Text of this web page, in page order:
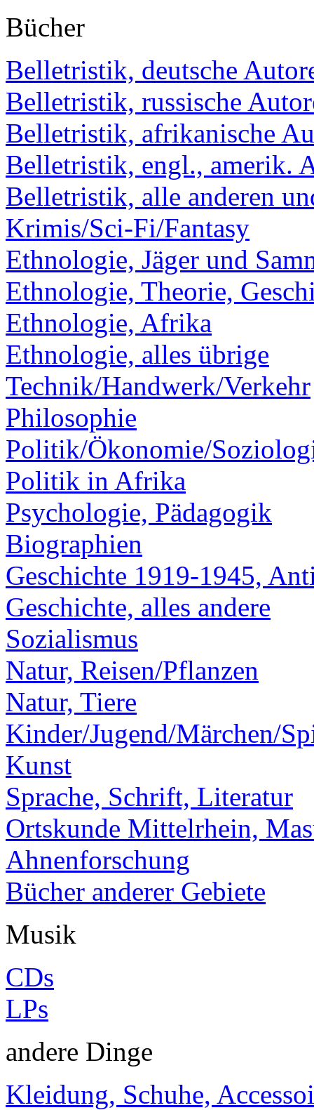
Bücher
Belletristik, deutsche
Belletristik, russische
Belletristik, afrikanische
Belletristik, engl., amerik.
Belletristik, alle anderen
Krimis/Sci-Fi/Fantasy
Ethnologie, Jäger und
Ethnologie, Theorie,
Ethnologie, Afrika
Ethnologie, alles übrige
Technik/Handwerk/Verkehr
Philosophie
Politik/Ökonomie/
Politik in Afrika
Psychologie, Pädagogik
Biographien
Geschichte 1919-1945,
Geschichte, alles andere
Sozialismus
Natur, Reisen/Pflanzen
Natur, Tiere
Kinder/Jugend/Märchen/
Kunst
Sprache, Schrift, Literatur
Ortskunde Mittelrhein,
Ahnenforschung
Bücher anderer Gebiete
Musik
CDs
LPs
andere Dinge
Kleidung, Schuhe,